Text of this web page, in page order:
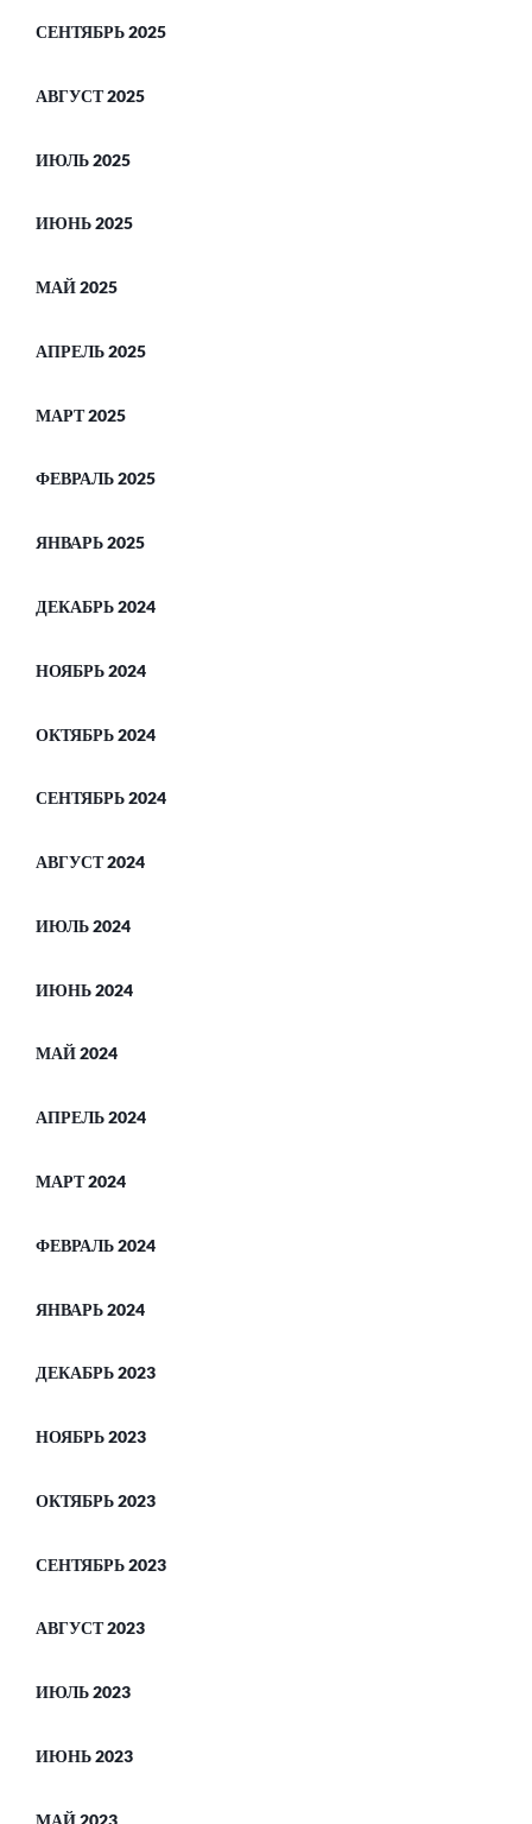
СЕНТЯБРЬ 2025
АВГУСТ 2025
ИЮЛЬ 2025
ИЮНЬ 2025
МАЙ 2025
АПРЕЛЬ 2025
МАРТ 2025
ФЕВРАЛЬ 2025
ЯНВАРЬ 2025
ДЕКАБРЬ 2024
НОЯБРЬ 2024
ОКТЯБРЬ 2024
СЕНТЯБРЬ 2024
АВГУСТ 2024
ИЮЛЬ 2024
ИЮНЬ 2024
МАЙ 2024
АПРЕЛЬ 2024
МАРТ 2024
ФЕВРАЛЬ 2024
ЯНВАРЬ 2024
ДЕКАБРЬ 2023
НОЯБРЬ 2023
ОКТЯБРЬ 2023
СЕНТЯБРЬ 2023
АВГУСТ 2023
ИЮЛЬ 2023
ИЮНЬ 2023
МАЙ 2023